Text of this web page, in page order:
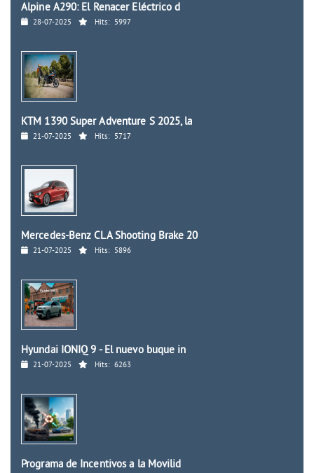
Alpine A290: El Renacer Eléctrico d
28-07-2025 Hits: 5997
KTM 1390 Super Adventure S 2025, la
21-07-2025 Hits: 5717
Mercedes-Benz CLA Shooting Brake 20
21-07-2025 Hits: 5896
Hyundai IONIQ 9 - El nuevo buque in
21-07-2025 Hits: 6263
Programa de Incentivos a la Movilid